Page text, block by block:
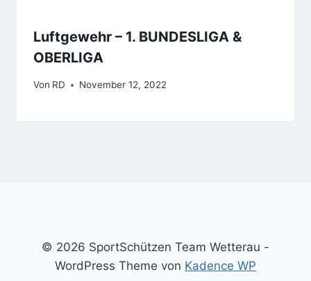
Luftgewehr – 1. BUNDESLIGA &
OBERLIGA
Von RD November 12, 2022
© 2026 SportSchützen Team Wetterau -
WordPress Theme von Kadence WP